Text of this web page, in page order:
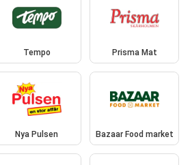
Tempo Prisma Mat
Nya Pulsen Bazaar Food market